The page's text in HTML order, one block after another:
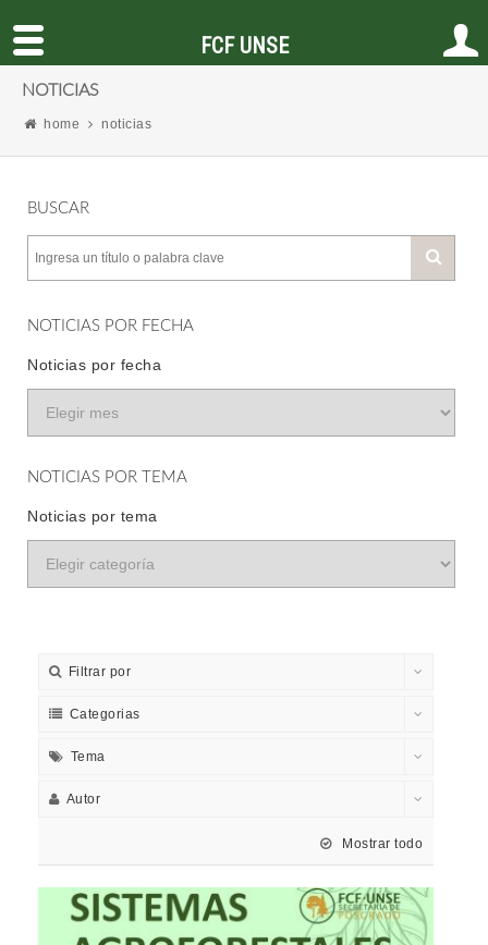
NOTICIAS
home noticias
BUSCAR
NOTICIAS POR FECHA
Noticias por fecha
NOTICIAS POR TEMA
Noticias por tema
Filtrar por
Categorias
Tema
Autor
Mostrar todo
FCF UNSE